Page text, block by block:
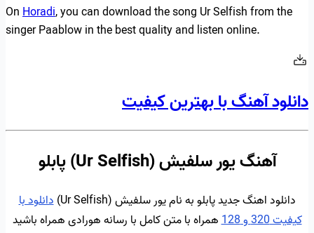
OnHoradi, you can download the song Ur Selfish from the
singer Paablow in the best quality and listen online.
دانلود آهنگ با بهترین کیفیت
آهنگ یور سلفیش (Ur Selfish) پابلو
دانلود اهنگ جدید پابلو به نام یور سلفیش (Ur Selfish)
دانلود با
کیفیت 320 و 128
همراه با متن کامل با رسانه هورادی همراه باشید